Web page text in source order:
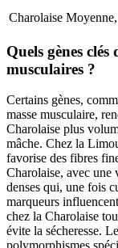
Charolaise
Quels gènes
musculaires ?
Certains gènes,
masse musculaire,
Charolaise plus
mâche. Chez la
favorise des fibres
Charolaise, avec une
denses qui, une fois
marqueurs
chez la Charolaise
évite la sécheresse.